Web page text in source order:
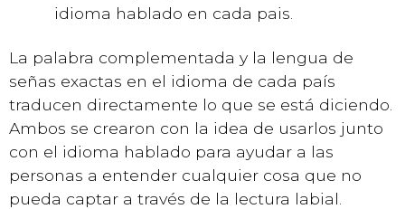
idioma hablado en cada pais.
La palabra complementada y la lengua de
señas exactas en el idioma de cada país
traducen directamente lo que se está diciendo.
Ambos se crearon con la idea de usarlos junto
con el idioma hablado para ayudar a las
personas a entender cualquier cosa que no
pueda captar a través de la lectura labial.